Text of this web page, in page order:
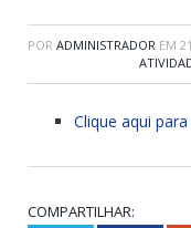
POR ADMINISTRADOR EM
Clique aqui
COMPARTILHAR: